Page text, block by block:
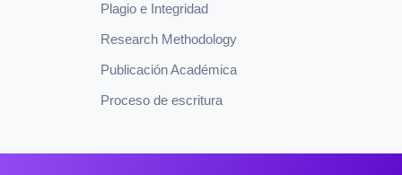
Plagio e Integridad
Research Methodology
Publicación Académica
Proceso de escritura